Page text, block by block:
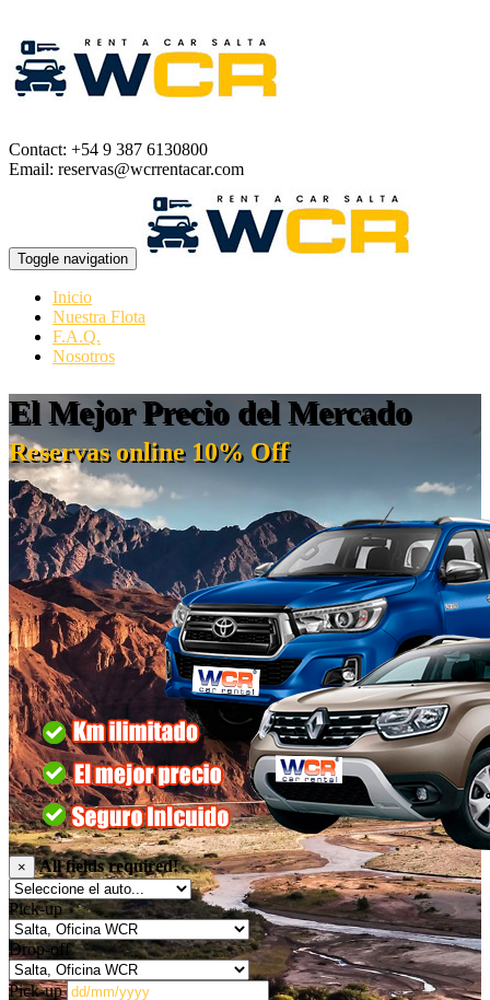
Contact: +54 9 387 6130800
Email: reservas@wcrrentacar.com
Toggle navigation
Inicio
Nuestra Flota
F.A.Q.
Nosotros
El Mejor Precio del Mercado
Reservas online 10% Off
× All fields required!
Pick-up
Drop-off
Pick-up